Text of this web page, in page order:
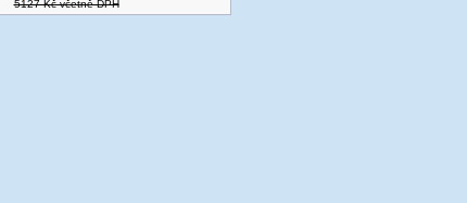
5127 Kč včetně DPH